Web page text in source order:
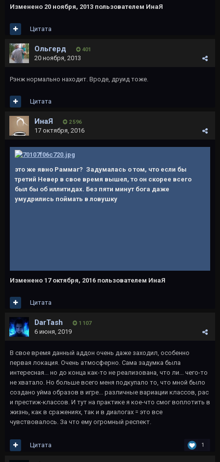
Изменено 20 ноября, 2013 пользователем ИнаЯ
Цитата
Ольгерд 401
20 ноября, 2013
Рэнж нормально находит. Вроде, друид тоже.
Цитата
ИнаЯ 2 596
17 октября, 2016
это же явно Раммаг? Задумалась о том, что если бы
третий Невер в свое время вышел, то он скорее всего
был бы об иллитидах. Без пяти минут бога даже
умудрились поймать в ловушку
Изменено 17 октября, 2016 пользователем ИнаЯ
Цитата
DarTash 1 107
6 июня, 2019
В свое время данный аддон очень даже заходил, особенно
первая локация. Очень атмосферно. Сама задумка была
интересная... но до конца как-то не реализована, что ли... чего-то
не хватало. Но больше всего меня подкупало то, что мной было
создано уйма образов в игре... различные вариации классов, рас
и престиж-классов. И тут на практике я кое-что смог воплотить в
жизнь, как в сражениях, так и в диалогах = это все
чувствовалось. За что ему огромный респект.
1
Цитата